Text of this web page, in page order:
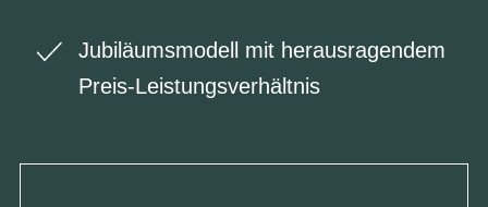
Jubiläumsmodell mit herausragendem
Preis-Leistungsverhältnis